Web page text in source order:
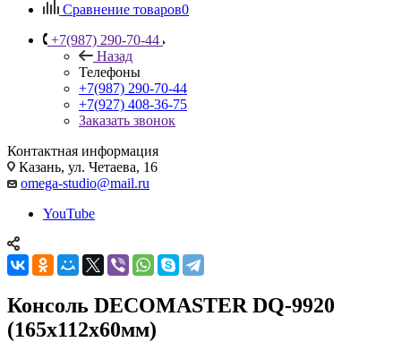
Сравнение товаров0
+7(987) 290-70-44
Назад
Телефоны
+7(987) 290-70-44
+7(927) 408-36-75
Заказать звонок
Контактная информация
Казань, ул. Четаева, 16
omega-studio@mail.ru
YouTube
Консоль DECOMASTER DQ-9920
(165x112x60мм)